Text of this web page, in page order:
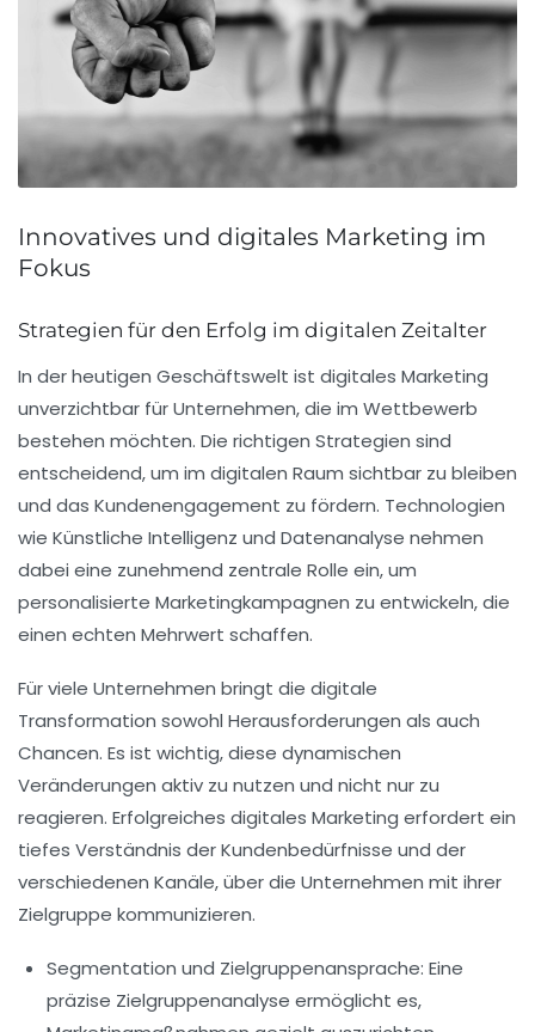
Innovatives und digitales Marketing im
Fokus
Strategien für den Erfolg im digitalen Zeitalter
In der heutigen Geschäftswelt ist digitales Marketing
unverzichtbar für Unternehmen, die im Wettbewerb
bestehen möchten. Die richtigen Strategien sind
entscheidend, um im digitalen Raum sichtbar zu bleiben
und das Kundenengagement zu fördern. Technologien
wie Künstliche Intelligenz und Datenanalyse nehmen
dabei eine zunehmend zentrale Rolle ein, um
personalisierte Marketingkampagnen zu entwickeln, die
einen echten Mehrwert schaffen.
Für viele Unternehmen bringt die digitale
Transformation sowohl Herausforderungen als auch
Chancen. Es ist wichtig, diese dynamischen
Veränderungen aktiv zu nutzen und nicht nur zu
reagieren. Erfolgreiches digitales Marketing erfordert ein
tiefes Verständnis derKundenbedürfnisse und der
verschiedenen Kanäle, über die Unternehmen mit ihrer
Zielgruppe kommunizieren.
Segmentation und Zielgruppenansprache: Eine
präzise Zielgruppenanalyse ermöglicht es,